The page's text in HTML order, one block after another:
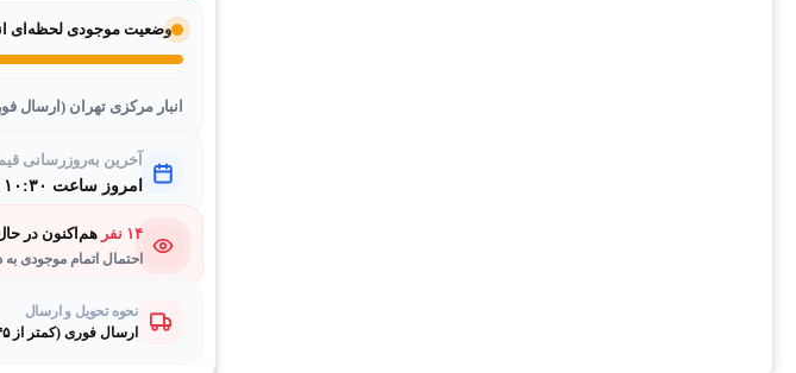
وضعیت موجودی لحظه‌ای
انبار مرکزی تهران (ارسال فوری
آخرین به‌روزرسانی
امروز ساعت ۱۰:۳۰ صبح
۱۴ نفر هم‌اکنون در
احتمال اتمام موجودی به
نحوه تحویل و ارسال
ارسال فوری (کمتر از ۴۵ دقیقه در تهران)